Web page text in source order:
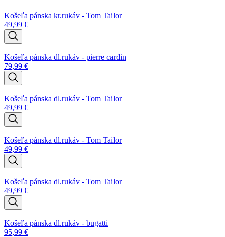
Košeľa pánska kr.rukáv - Tom Tailor
49,99 €
Košeľa pánska dl.rukáv - pierre cardin
79,99 €
Košeľa pánska dl.rukáv - Tom Tailor
49,99 €
Košeľa pánska dl.rukáv - Tom Tailor
49,99 €
Košeľa pánska dl.rukáv - Tom Tailor
49,99 €
Košeľa pánska dl.rukáv - bugatti
95,99 €